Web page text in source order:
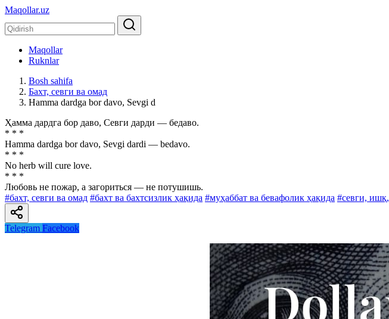
Maqollar.uz
Maqollar
Ruknlar
Bosh sahifa
Бахт, севги ва омад
Hamma dardga bor davo, Sevgi d
Ҳамма дардга бор даво, Севги дарди — бедаво.
* * *
Hamma dardga bor davo, Sevgi dardi — bedavo.
* * *
No herb will cure love.
* * *
Любовь не пожар, а загориться — не потушишь.
#бахт, севги ва омад #бахт ва бахтсизлик ҳақида #муҳаббат ва бевафолик ҳақида #севги,
Telegram Facebook